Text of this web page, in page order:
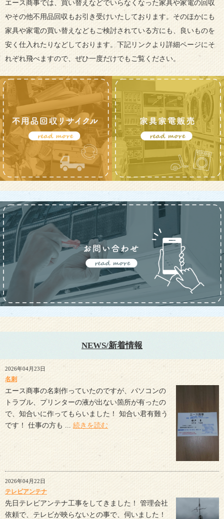
エース商事では、買い替えなどでいらなくなった家具や家電の回収
やその他不用品回収もお引き受けいたしております。そのほかにも
家具や家電の買い替えなどもご検討されている方にも、良いものを
安く仕入れたりなどしております。下記リンクより詳細ページにそ
れぞれ飛べますので、ぜひ一度だけでもご覧ください。
NEWS/新着情報
2026年04月23日
名刺
エース商事の名刺作っていたのですが、パソコンの
トラブル、プリンターの液が出ない箇所が有ったの
で、知合いに作ってもらいました！ 知合い君有難う
です！ 仕事の方も ... 続きを読む
2026年04月22日
テレビアンテナ
先日テレビアンテナ工事をしてきました！ 管理会社
依頼で、テレビが映らないとの事で、伺いました！